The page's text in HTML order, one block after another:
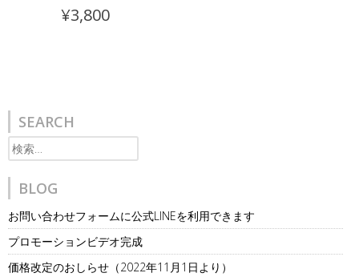
¥3,800
SEARCH
検
索:
BLOG
お問い合わせフォームに公式LINEを利用できます
プロモーションビデオ完成
価格改定のおしらせ（2022年11月1日より）